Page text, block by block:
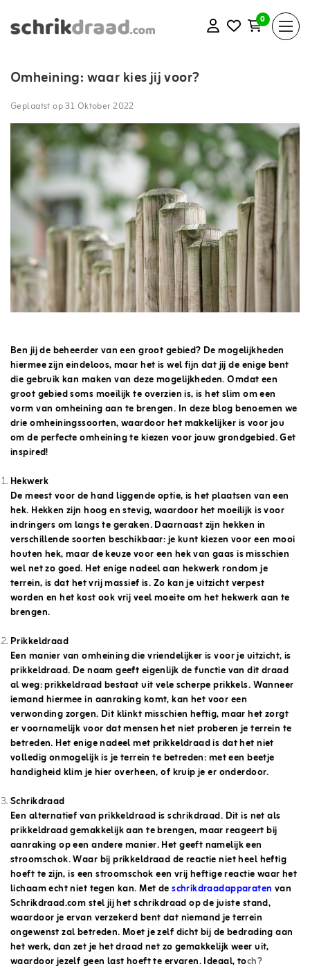
0
Omheining: waar kies jij voor?
Geplaatst op31 Oktober 2022
Ben jij de beheerder van een groot gebied? De mogelijkheden
hiermee zijn eindeloos, maar het is wel fijn dat jij de enige bent
die gebruik kan maken van deze mogelijkheden. Omdat een
groot gebied soms moeilijk te overzien is, is het slim om een
vorm van omheining aan te brengen. In deze blog benoemen we
drie omheiningssoorten, waardoor het makkelijker is voor jou
om de perfecte omheining te kiezen voor jouw grondgebied. Get
inspired!
Hekwerk
De meest voor de hand liggende optie, is het plaatsen van een
hek. Hekken zijn hoog en stevig, waardoor het moeilijk is voor
indringers om langs te geraken. Daarnaast zijn hekken in
verschillende soorten beschikbaar: je kunt kiezen voor een mooi
houten hek, maar de keuze voor een hek van gaas is misschien
wel net zo goed. Het enige nadeel aan hekwerk rondom je
terrein, is dat het vrij massief is. Zo kan je uitzicht verpest
worden en het kost ook vrij veel moeite om het hekwerk aan te
brengen.
Prikkeldraad
Een manier van omheining die vriendelijker is voor je uitzicht, is
prikkeldraad. De naam geeft eigenlijk de functie van dit draad
al weg: prikkeldraad bestaat uit vele scherpe prikkels. Wanneer
iemand hiermee in aanraking komt, kan het voor een
verwonding zorgen. Dit klinkt misschien heftig, maar het zorgt
er voornamelijk voor dat mensen het niet proberen je terrein te
betreden. Het enige nadeel met prikkeldraad is dat het niet
volledig onmogelijk is je terrein te betreden: met een beetje
handigheid klim je hier overheen, of kruip je er onderdoor.
Schrikdraad
Een alternatief van prikkeldraad is schrikdraad. Dit is net als
prikkeldraad gemakkelijk aan te brengen, maar reageert bij
aanraking op een andere manier. Het geeft namelijk een
stroomschok. Waar bij prikkeldraad de reactie niet heel heftig
hoeft te zijn, is een stroomschok een vrij heftige reactie waar het
lichaam echt niet tegen kan. Met deschrikdraadapparaten van
Schrikdraad.com stel jij het schrikdraad op de juiste stand,
waardoor je ervan verzekerd bent dat niemand je terrein
ongewenst zal betreden. Moet je zelf dicht bij de bedrading aan
het werk, dan zet je het draad net zo gemakkelijk weer uit,
waardoor jezelf geen last hoeft te ervaren. Ideaal, toch?